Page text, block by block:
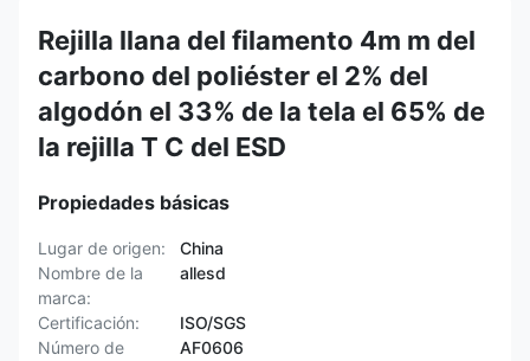
Rejilla llana del filamento 4m m del
carbono del poliéster el 2% del
algodón el 33% de la tela el 65% de
la rejilla T C del ESD
Propiedades básicas
Lugar de origen:
China
Nombre de la
marca:
allesd
Certificación:
ISO/SGS
Número de
AF0606